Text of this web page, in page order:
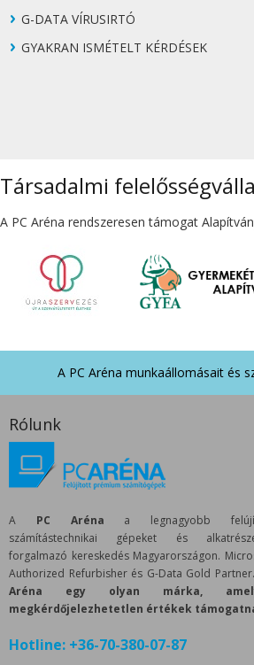
G-DATA VÍRUSIRTÓ
GYAKRAN ISMÉTELT KÉRDÉSEK
Társadalmi
A PC Aréna rendszeresen támogat
A PC Aréna munkaállomásait és
Rólunk
A PC Aréna a legnagyobb
számítástechnikai gépeket és
forgalmazó kereskedés Magyarországon.
Authorized Refurbisher és G-Data Gold Partner.
Aréna egy olyan márka,
megkérdőjelezhetetlen értékek
Hotline: +36-70-380-07-87